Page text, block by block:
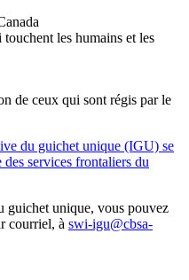
les humains et les
de ceux qui sont régis par le
du guichet unique (IGU) se
services frontaliers du
guichet unique, vous pouvez
courriel, à swi-igu@cbsa-